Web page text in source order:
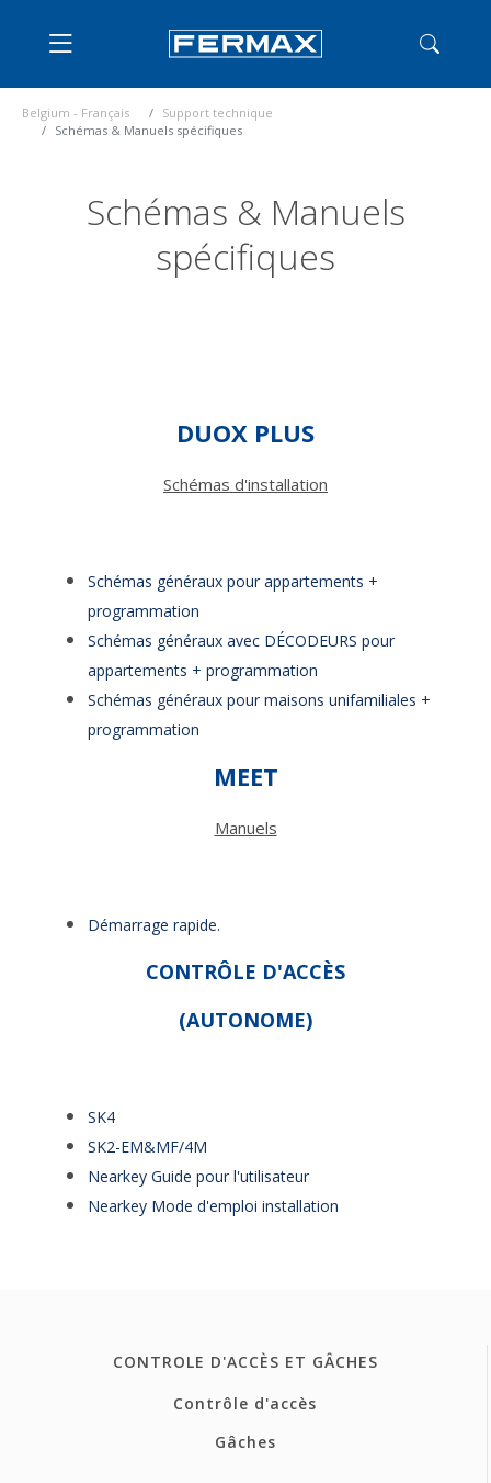
Belgium - Français
Support technique
Schémas & Manuels spécifiques
Schémas & Manuels
spécifiques
DUOX PLUS
Schémas d'installation
Schémas généraux pour appartements +
programmation
Schémas généraux avec DÉCODEURS pour
appartements + programmation
Schémas généraux pour maisons unifamiliales +
programmation
MEET
Manuels
Démarrage rapide.
CONTRÔLE D'ACCÈS
(AUTONOME)
SK4
SK2-EM&MF/4M
Nearkey Guide pour l'utilisateur
Nearkey Mode d'emploi installation
CONTROLE D'ACCÈS ET GÂCHES
Contrôle d'accès
Gâches